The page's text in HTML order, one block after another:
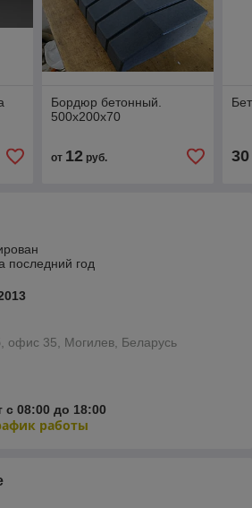
Бордюр бетонный.
500х200х70
от 12руб. 30
последний год
офис 35, Могилев, Беларусь
с 08:00 до 18:00
работы